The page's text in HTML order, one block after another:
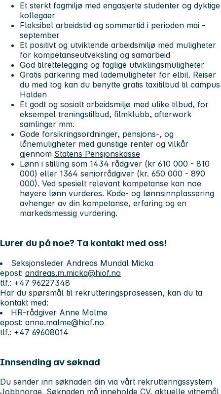
Et sterkt fagmiljø med engasjerte studenter og dyktige
kollegaer
Fleksibel arbeidstid og sommertid i perioden mai -
september
Et positivt og utviklende arbeidsmiljø med muligheter
for kompetanseutveksling og samarbeid
God tilrettelegging og faglige utviklingsmuligheter
Gratis parkering med lademuligheter for elbil. Reiser
du med tog kan du benytte gratis taxitilbud til campus
Halden
Et godt og sosialt arbeidsmiljø med ulike tilbud, for
eksempel treningstilbud, filmklubb, afterwork
samlinger mm.
Gode forsikringsordninger, pensjons-, og
lånemuligheter med gunstige renter og vilkår
gjennom Statens Pensjonskasse
Lønn i stilling som 1434 rådgiver (kr 610 000 - 810
000) eller 1364 seniorrådgiver (kr. 650 000 - 890
000). Ved spesielt relevant kompetanse kan noe
høyere lønn vurderes. Kode- og lønnsinnplassering
avhenger av din kompetanse, erfaring og en
markedsmessig vurdering.
Lurer du på noe? Ta kontakt med oss!
Seksjonsleder Andreas Mundal Micka
epost: andreas.m.micka@hiof.no
tlf.: +47 96227348
Har du spørsmål til rekrutteringsprosessen, kan du ta
kontakt med:
HR-rådgiver Anne Malme
epost: anne.malme@hiof.no
tlf.: +47 69608014
Innsending av søknad
Du sender inn søknaden din via vårt rekrutteringssystem
Jobbnorge. Søknaden må inneholde CV, aktuelle vitnemål